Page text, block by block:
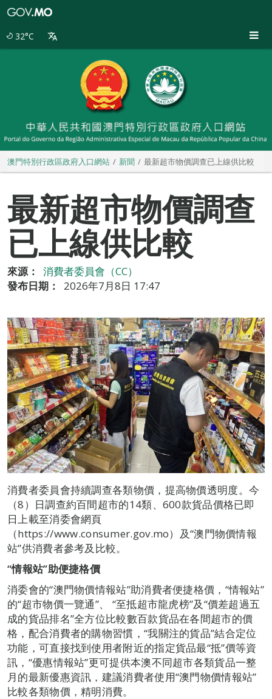
32°C
澳門特別行政區政府入口網站 新聞 最新超市物價調查已上線供比較
最新超市物價調查
已上線供比較
來源：
消費者委員會（CC）
發布日期：
2026年7月8日 17:47
消費者委員會持續調查各類物價，提高物價透明度。今
（8）日調查約百間超市的14類、600款貨品價格已即
日上載至消委會網頁
（https://www.consumer.gov.mo）及“澳門物價情報
站”供消費者參考及比較。
“情報站”助便捷格價
消委會的“澳門物價情報站”助消費者便捷格價，“情報站”
的“超市物價一覽通”、 “至抵超市龍虎榜”及“價差超過五
成的貨品排名”全方位比較數百款貨品在各間超市的價
格，配合消費者的購物習慣，“我關注的貨品”結合定位
功能，可直接找到使用者附近的指定貨品最“抵”價等資
訊，“優惠情報站”更可提供本澳不同超市各類貨品一整
月的最新優惠資訊，建議消費者使用“澳門物價情報站”
比較各類物價，精明消費。